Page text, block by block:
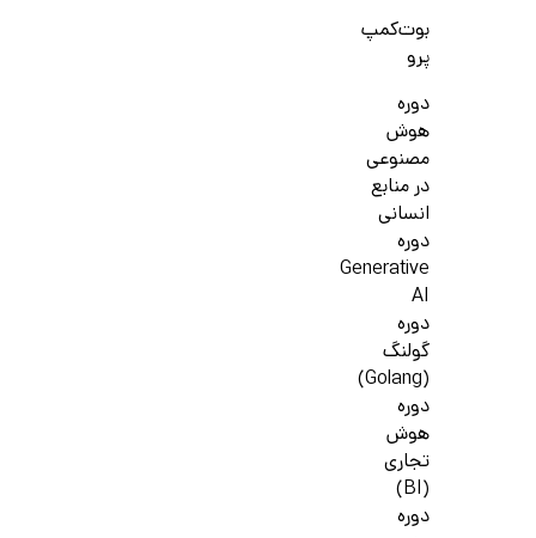
بوت‌کمپ
پرو
دوره
هوش
مصنوعی
در منابع
انسانی
دوره
Generative
AI
دوره
گولنگ
(Golang)
دوره
هوش
تجاری
(BI)
دوره